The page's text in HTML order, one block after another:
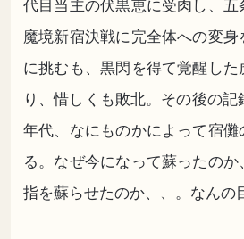
代目当主の伏黒恵に受肉し、
魔境新宿決戦に完全体への変身
に挑むも、黒閃を得て覚醒した
り、惜しくも敗北。その後の記
年代、なにものかによって宿
る。なぜ今になって蘇ったの
指を蘇らせたのか、、。なんの